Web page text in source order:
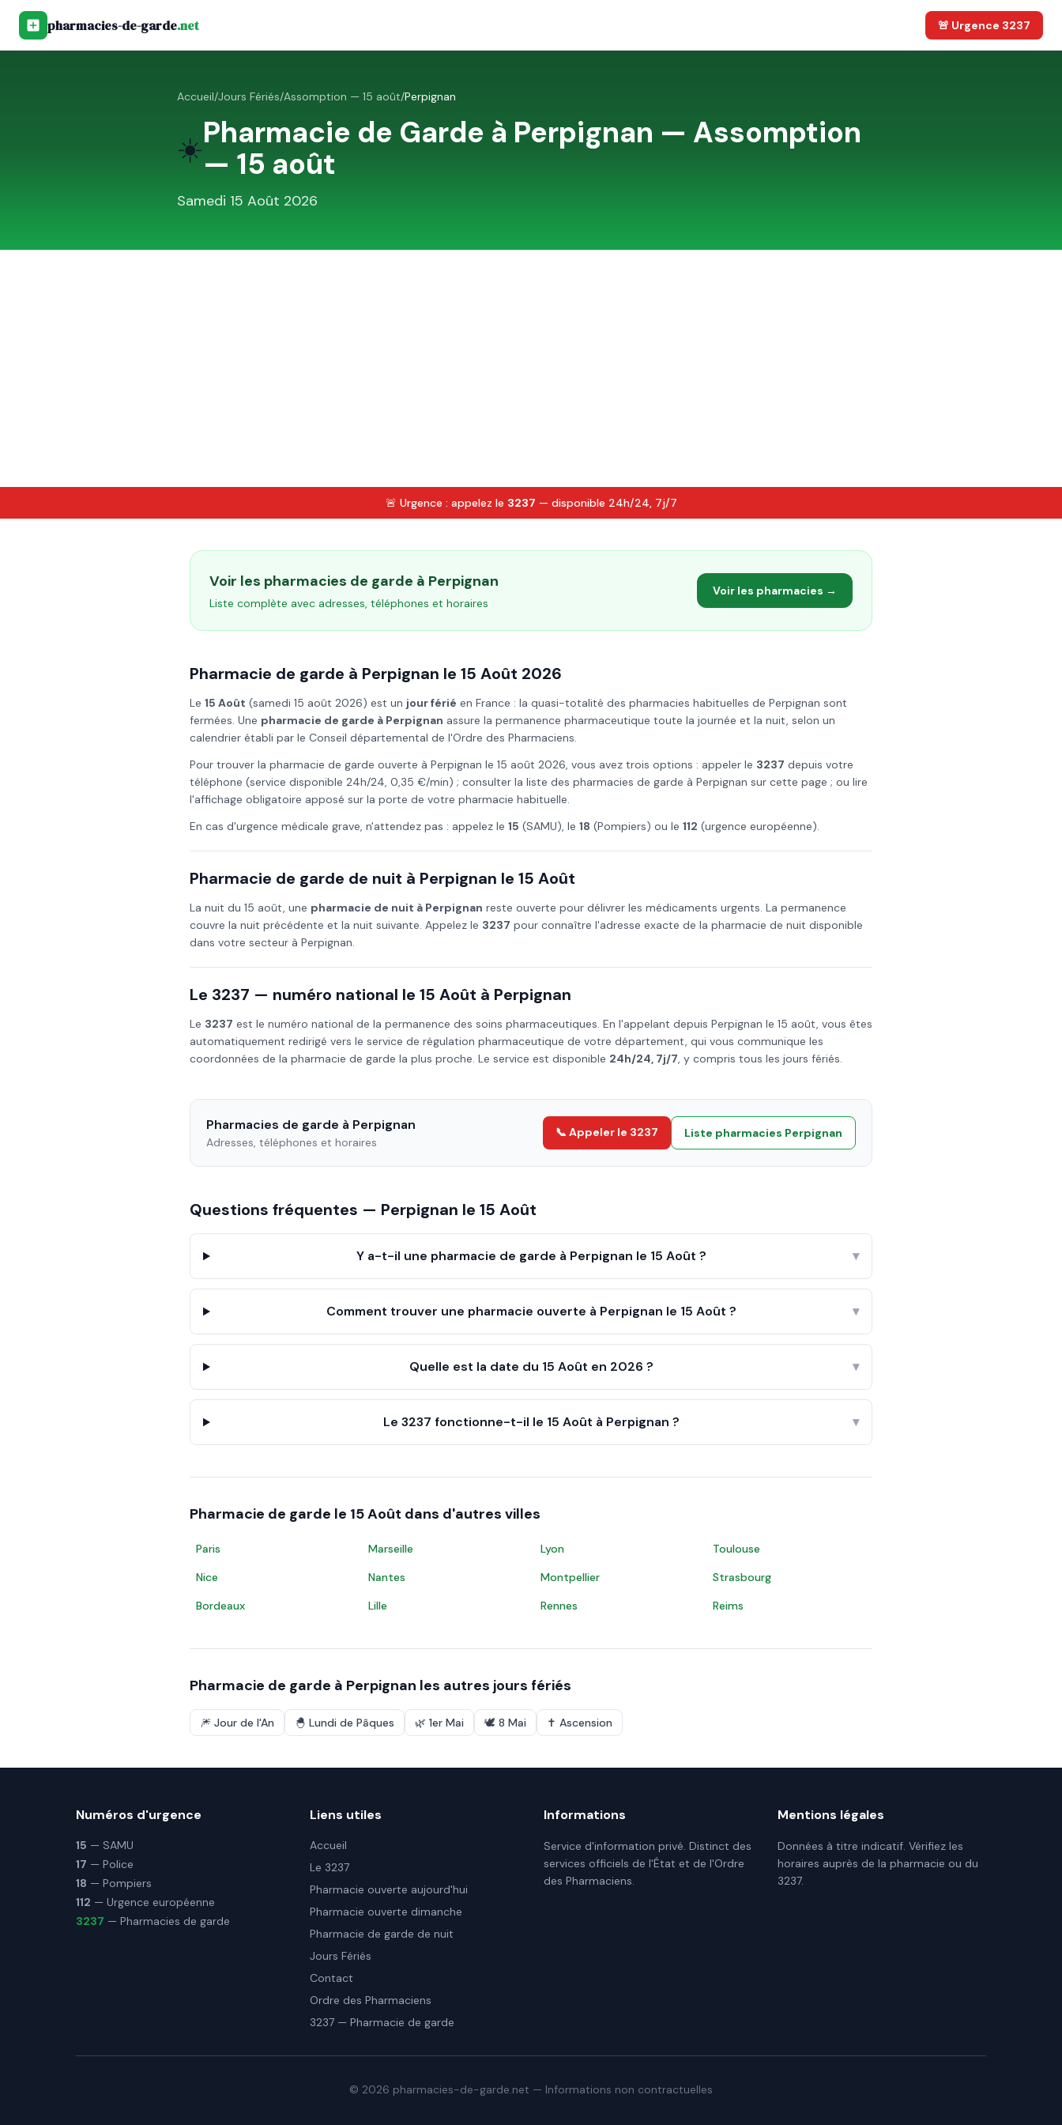
pharmacies-de-garde.net 🚨 Urgence 3237
Accueil/Jours Fériés/Assomption — 15 août/Perpignan
☀️Pharmacie de Garde à Perpignan — Assomption
— 15 août
Samedi 15 Août 2026
🚨 Urgence : appelez le 3237 — disponible 24h/24, 7j/7
Voir les pharmacies de garde à Perpignan
Liste complète avec adresses, téléphones et horaires
Voir les pharmacies →
Pharmacie de garde à Perpignan le 15 Août 2026
Le 15 Août (samedi 15 août 2026) est un jour férié en France : la quasi-totalité des pharmacies habituelles de Perpignan sont
fermées. Une pharmacie de garde à Perpignan assure la permanence pharmaceutique toute la journée et la nuit, selon un
calendrier établi par le Conseil départemental de l'Ordre des Pharmaciens.
Pour trouver la pharmacie de garde ouverte à Perpignan le 15 août 2026, vous avez trois options : appeler le 3237 depuis votre
téléphone (service disponible 24h/24, 0,35 €/min) ; consulter la liste des pharmacies de garde à Perpignan sur cette page ; ou lire
l'affichage obligatoire apposé sur la porte de votre pharmacie habituelle.
En cas d'urgence médicale grave, n'attendez pas : appelez le 15 (SAMU), le 18 (Pompiers) ou le 112 (urgence européenne).
Pharmacie de garde de nuit à Perpignan le 15 Août
La nuit du 15 août, une pharmacie de nuit à Perpignan reste ouverte pour délivrer les médicaments urgents. La permanence
couvre la nuit précédente et la nuit suivante. Appelez le 3237 pour connaître l'adresse exacte de la pharmacie de nuit disponible
dans votre secteur à Perpignan.
Le 3237 — numéro national le 15 Août à Perpignan
Le 3237 est le numéro national de la permanence des soins pharmaceutiques. En l'appelant depuis Perpignan le 15 août, vous êtes
automatiquement redirigé vers le service de régulation pharmaceutique de votre département, qui vous communique les
coordonnées de la pharmacie de garde la plus proche. Le service est disponible 24h/24, 7j/7, y compris tous les jours fériés.
Pharmacies de garde à Perpignan
Adresses, téléphones et horaires
📞 Appeler le 3237 Liste pharmacies Perpignan
Questions fréquentes — Perpignan le 15 Août
Y a-t-il une pharmacie de garde à Perpignan le 15 Août ? ▾
Comment trouver une pharmacie ouverte à Perpignan le 15 Août ? ▾
Quelle est la date du 15 Août en 2026 ? ▾
Le 3237 fonctionne-t-il le 15 Août à Perpignan ? ▾
Pharmacie de garde le 15 Août dans d'autres villes
Paris Marseille Lyon
Toulouse
Nice
Nantes Montpellier
Strasbourg
Bordeaux
Lille Rennes Reims
Pharmacie de garde à Perpignan les autres jours fériés
🎆 Jour de l'An 🐣 Lundi de Pâques 🌿 1er Mai 🕊️ 8 Mai ✝️ Ascension
Numéros d'urgence
15 — SAMU
17 — Police
18 — Pompiers
112 — Urgence européenne
3237 — Pharmacies de garde
Liens utiles
Accueil
Le 3237
Pharmacie ouverte aujourd'hui
Pharmacie ouverte dimanche
Pharmacie de garde de nuit
Jours Fériés
Contact
Ordre des Pharmaciens
3237 — Pharmacie de garde
Informations
Service d'information privé. Distinct des
services officiels de l'État et de l'Ordre
des Pharmaciens.
Mentions légales
Données à titre indicatif. Vérifiez les
horaires auprès de la pharmacie ou du
3237.
© 2026 pharmacies-de-garde.net — Informations non contractuelles